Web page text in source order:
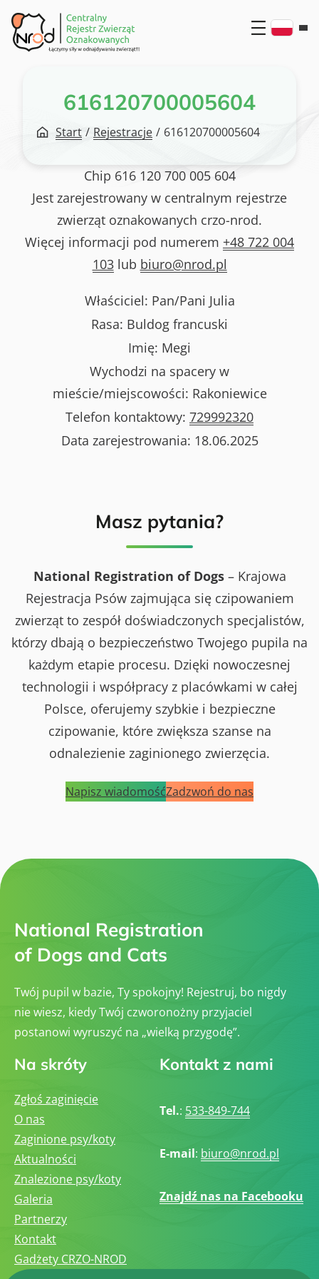
Przejdź
do
treści
616120700005604
Start / Rejestracje / 616120700005604
Chip 616 120 700 005 604
Jest zarejestrowany w centralnym rejestrze
zwierząt oznakowanych crzo-nrod.
Więcej informacji pod numerem +48 722 004
103lub biuro@nrod.pl
Właściciel: Pan/Pani Julia
Rasa: Buldog francuski
Imię: Megi
Wychodzi na spacery w
mieście/miejscowości: Rakoniewice
Telefon kontaktowy: 729992320
Data zarejestrowania: 18.06.2025
Masz pytania?
National Registration of Dogs– Krajowa
Rejestracja Psów zajmująca się czipowaniem
zwierząt to zespół doświadczonych specjalistów,
którzy dbają o bezpieczeństwo Twojego pupila na
każdym etapie procesu. Dzięki nowoczesnej
technologii i współpracy z placówkami w całej
Polsce, oferujemy szybkie i bezpieczne
czipowanie, które zwiększa szanse na
odnalezienie zaginionego zwierzęcia.
Napisz wiadomośćZadzwoń do nas
National Registration
of Dogs and Cats
Twój pupil w bazie, Ty spokojny! Rejestruj, bo nigdy
nie wiesz, kiedy Twój czworonożny przyjaciel
postanowi wyruszyć na „wielką przygodę”.
Na skróty
Zgłoś zaginięcie
O nas
Zaginione psy/koty
Aktualności
Znalezione psy/koty
Galeria
Partnerzy
Kontakt
Gadżety CRZO-NROD
Kontakt z nami
Tel.: 533-849-744
E-mail: biuro@nrod.pl
Znajdź nas na Facebooku